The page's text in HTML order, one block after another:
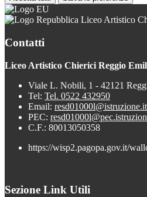
Liceo Artistico
Contatti
Liceo Artistico Chierici Reggio
Viale L. Nobili, 1 - 42121
Tel: Tel. 0522 432950
Email: resd01000l@istruzione.it
PEC:
C.F.: 80013050358
https://wisp2.pagopa.gov.it/
Sezione Link Utili